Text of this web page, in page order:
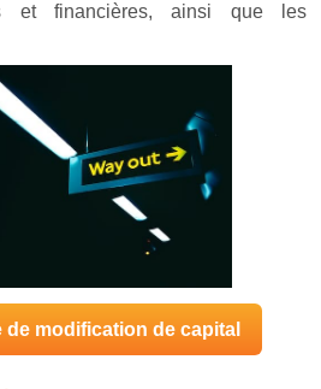
et financières, ainsi que les
modification de capital